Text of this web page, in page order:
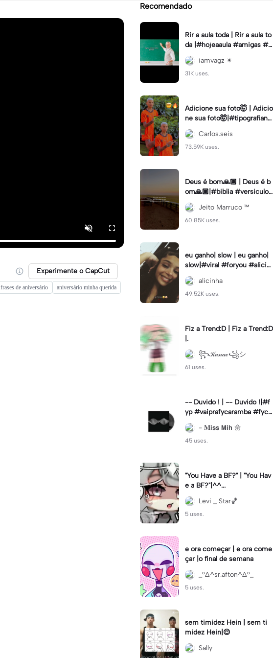
Experimente o CapCut
frases de aniversário
aniversário minha querida
Recomendado
Rir a aula toda | Rir a aula to
da |#hojeaaula #amigas #tr
endtikitok #melhoresamiga
s
iamvagz ✴︎
31K uses.
Adicione sua foto🤯 | Adicio
ne sua foto🤯|#tipografiano
va #status #tipografia
Carlos.seis
73.59K uses.
Deus é bom🙏🏼 | Deus é b
om🙏🏼|#biblia #versiculo
#cristao #agro #tipografia
#fy #fypJeito Marruco ™️
60.85K uses.
eu ganho| slow | eu ganho|
slow|#viral #foryou #alicin
ha #cameralenta #slow
alicinha
49.52K uses.
Fiz a Trend:D | Fiz a Trend:D
|.
꧂𝒦𝒶𝓃𝒶ℯ꧁シ
61 uses.
-- Duvido ! | -- Duvido !|#f
yp #vaiprafycaramba #fyca
pcut #viral
- 𝐌𝗶𝘀𝘀 𝗠𝗶𝗵 🌼
45 uses.
"You Have a BF?" | "You Hav
e a BF?"|^^...
Levi _ Star🏀
5 uses.
e ora começar | e ora come
çar |o final de semana
_°∆^sr.afton^∆°_
5 uses.
sem timidez Hein | sem ti
midez Hein|😌
Sally